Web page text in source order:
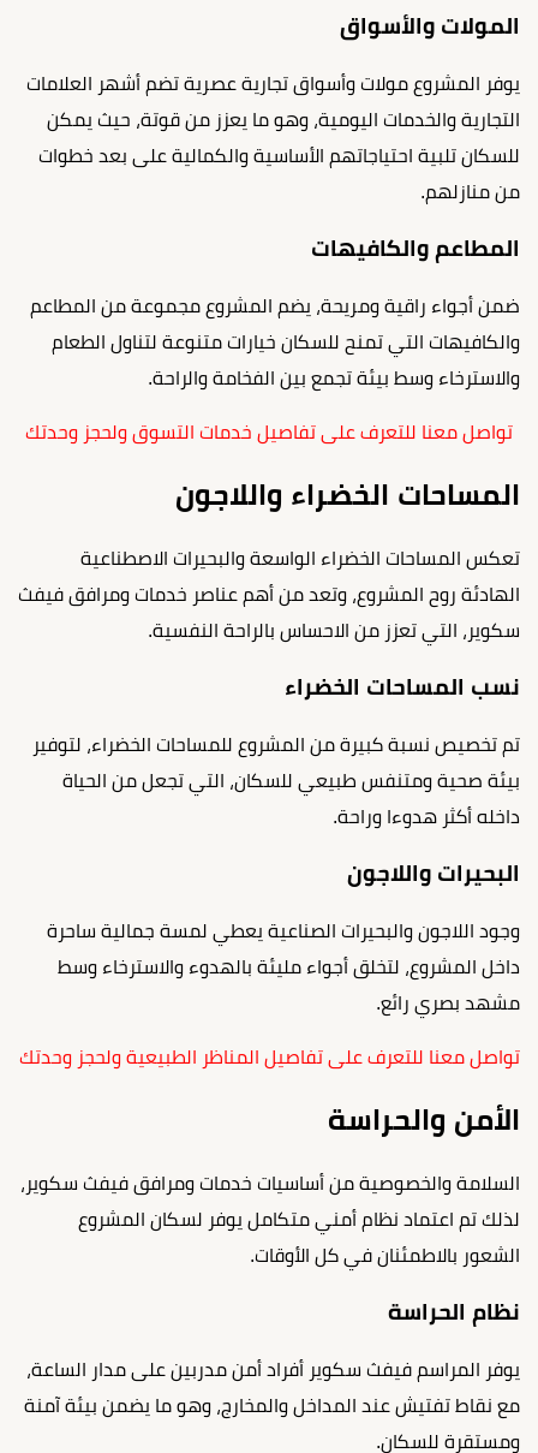
المولات والأسواق
يوفر المشروع مولات وأسواق تجارية عصرية تضم أشهر العلامات
التجارية والخدمات اليومية، وهو ما يعزز من قوتة، حيث يمكن
للسكان تلبية احتياجاتهم الأساسية والكمالية على بعد خطوات
من منازلهم.
المطاعم والكافيهات
ضمن أجواء راقية ومريحة، يضم المشروع مجموعة من المطاعم
والكافيهات التي تمنح للسكان خيارات متنوعة لتناول الطعام
والاسترخاء وسط بيئة تجمع بين الفخامة والراحة.
تواصل معنا للتعرف على تفاصيل خدمات التسوق ولحجز وحدتك
المساحات الخضراء واللاجون
تعكس المساحات الخضراء الواسعة والبحيرات الاصطناعية
الهادئة روح المشروع، وتعد من أهم عناصر خدمات ومرافق فيفث
سكوير، التي تعزز من الاحساس بالراحة النفسية.
نسب المساحات الخضراء
تم تخصيص نسبة كبيرة من المشروع للمساحات الخضراء، لتوفير
بيئة صحية ومتنفس طبيعي للسكان، التي تجعل من الحياة
داخله أكثر هدوءا وراحة.
البحيرات واللاجون
وجود اللاجون والبحيرات الصناعية يعطي لمسة جمالية ساحرة
داخل المشروع، لتخلق أجواء مليئة بالهدوء والاسترخاء وسط
مشهد بصري رائع.
تواصل معنا للتعرف على تفاصيل المناظر الطبيعية ولحجز وحدتك
الأمن والحراسة
السلامة والخصوصية من أساسيات خدمات ومرافق فيفث سكوير،
لذلك تم اعتماد نظام أمني متكامل يوفر لسكان المشروع
الشعور بالاطمئنان في كل الأوقات.
نظام الحراسة
يوفر المراسم فيفث سكوير أفراد أمن مدربين على مدار الساعة،
مع نقاط تفتيش عند المداخل والمخارج، وهو ما يضمن بيئة آمنة
ومستقرة للسكان.